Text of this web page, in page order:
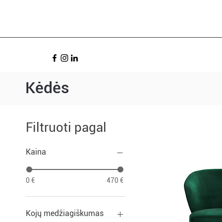
Kėdės
Filtruoti pagal
Kaina
0 € 470 €
Kojų medžiagiškumas